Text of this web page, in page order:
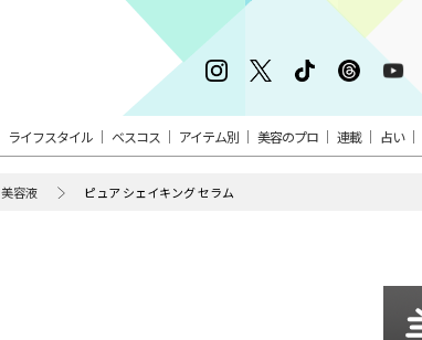
ライフスタイル ベスコス アイテム別 美容のプロ 連載 占い
美容液 ピュア シェイキング セラム